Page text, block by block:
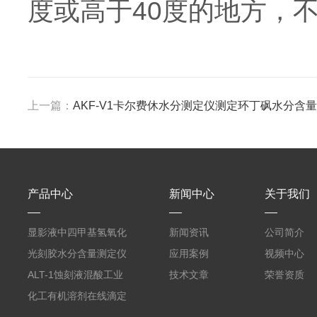
度或高于40度的地方，
上一篇： AKF-V1卡尔费休水分测定仪测定环丁砜水分含量
产品中心
显影液中四甲基氢氧化
铵的浓度测定仪
光刻胶水分含量测定仪
AKF-C6
ALT-1蚀刻液混酸工业
在线滴定分析仪
化工有机溶剂在线滴定
新闻中心
新闻资讯
应用案例
技术文章
关于我们
公司简介
视频中心
荣誉资质